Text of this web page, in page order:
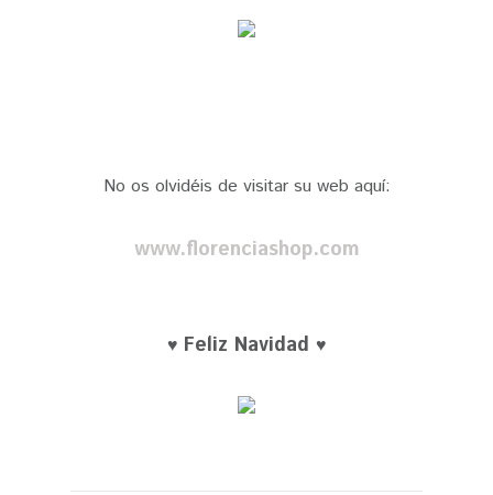
No os olvidéis de visitar su web aquí:
www.florenciashop.com
♥ Feliz Navidad ♥